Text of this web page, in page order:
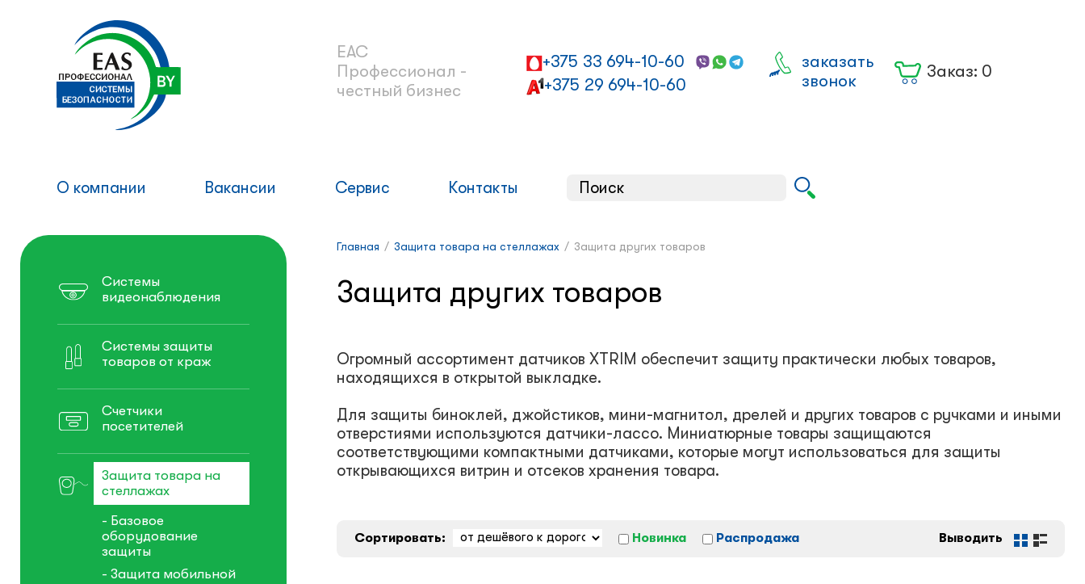
ЕАС
Профессионал -
честный бизнес
+375 33 694-10-60
+375 29 694-10-60
заказать
звонок
Заказ: 0
О компании Вакансии Сервис Контакты
Системы
видеонаблюдения
Системы защиты
товаров от краж
Счетчики
посетителей
Защита товара на
стеллажах
- Базовое
оборудование
защиты
- Защита мобильной
Главная / Защита товара на стеллажах / Защита других товаров
Защита других товаров
Огромный ассортимент датчиков XTRIM обеспечит защиту практически любых товаров,
находящихся в открытой выкладке.
Для защиты биноклей, джойстиков, мини-магнитол, дрелей и других товаров с ручками и иными
отверстиями используются датчики-лассо. Миниатюрные товары защищаются
соответствующими компактными датчиками, которые могут использоваться для защиты
открывающихся витрин и отсеков хранения товара.
Сортировать: Новинка Распродажа Выводить